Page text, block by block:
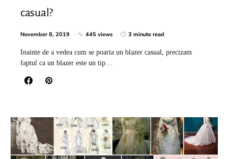
casual?
November 8, 2019 445 views 3 minute read
Inainte de a vedea cum se poarta un blazer casual, precizam
faptul ca un blazer este un tip…